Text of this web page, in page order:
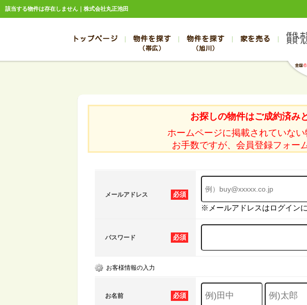
該当する物件は存在しません｜株式会社丸正池田
トップページ 物件を探す
（帯広）
売
帯広の新築一戸建て
帯広の中古一戸建て
帯広の土地
帯広の中古マンション
物件を探す
（旭川）
売
旭川の新築一戸建て
旭川の中古一戸建て
旭川の土地
旭川の中古マンション
家を売る
スタッフブ
売却のお問
お探しの物件はご成約済み
ホームページに掲載されていない
お手数ですが、会員登録フォー
必須
メールアドレス
※メールアドレスはログインに
必須
パスワード
お客様情報の入力
必須
お名前